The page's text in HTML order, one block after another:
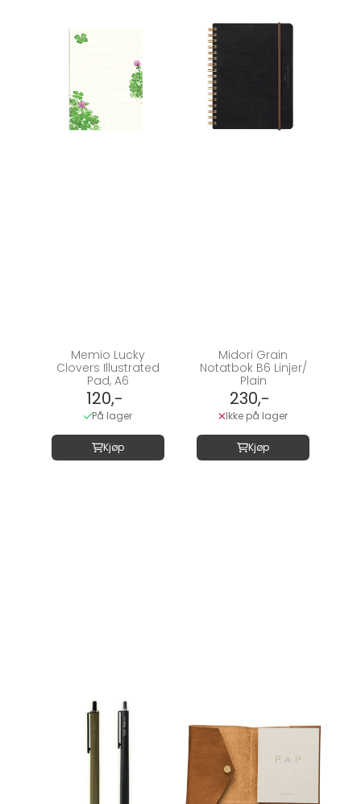
Memio Lucky
Clovers Illustrated
Pad, A6
120,-
På lager
Kjøp
Midori Grain
Notatbok B6 Linjer/
Plain
230,-
Ikke på lager
Kjøp